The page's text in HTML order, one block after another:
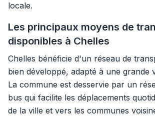
locale.
Les principaux moyens de
disponibles à Chelles
Chelles bénéficie d'un réseau de
bien développé, adapté à une grande
La commune est desservie par un
bus qui facilite les déplacements
de la ville et vers les communes